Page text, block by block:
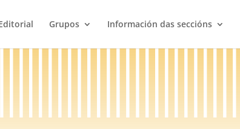
Grupos Información das seccións